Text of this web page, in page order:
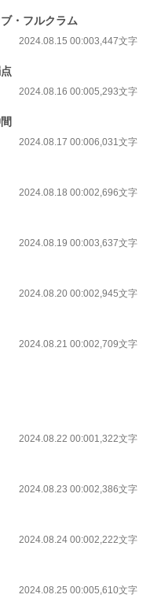
・フルクラム
2024.08.15 00:003,447文字
2024.08.16 00:005,293文字
2024.08.17 00:006,031文字
2024.08.18 00:002,696文字
2024.08.19 00:003,637文字
2024.08.20 00:002,945文字
2024.08.21 00:002,709文字
2024.08.22 00:001,322文字
2024.08.23 00:002,386文字
2024.08.24 00:002,222文字
2024.08.25 00:005,610文字